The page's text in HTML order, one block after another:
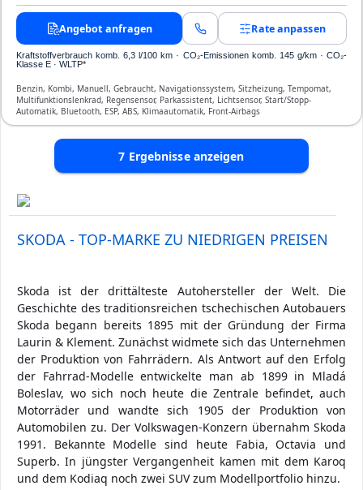
Angebot anfragen Rate anpassen
Kraftstoffverbrauch komb. 6,3 l/100 km · CO₂-Emissionen komb. 145 g/km · CO₂-
Klasse E · WLTP*
Benzin, Kombi, Manuell, Gebraucht, Navigationssystem, Sitzheizung, Tempomat,
Multifunktionslenkrad, Regensensor, Parkassistent, Lichtsensor, Start/Stopp-
Automatik, Bluetooth, ESP, ABS, Klimaautomatik, Front-Airbags
7 Ergebnisse anzeigen
SKODA - TOP-MARKE ZU NIEDRIGEN PREISEN
Skoda ist der drittälteste Autohersteller der Welt. Die
Geschichte des traditionsreichen tschechischen Autobauers
Skoda begann bereits 1895 mit der Gründung der Firma
Laurin & Klement. Zunächst widmete sich das Unternehmen
der Produktion von Fahrrädern. Als Antwort auf den Erfolg
der Fahrrad-Modelle entwickelte man ab 1899 in Mladá
Boleslav, wo sich noch heute die Zentrale befindet, auch
Motorräder und wandte sich 1905 der Produktion von
Automobilen zu. Der Volkswagen-Konzern übernahm Skoda
1991. Bekannte Modelle sind heute Fabia, Octavia und
Superb. In jüngster Vergangenheit kamen mit dem Karoq
und dem Kodiaq noch zwei SUV zum Modellportfolio hinzu.